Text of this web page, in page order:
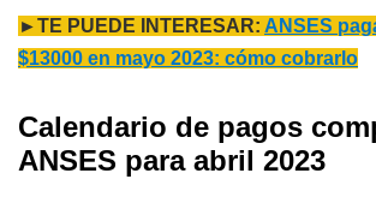
►TE PUEDE INTERESAR: ANSES
$13000 en mayo 2023: cómo cobrarlo
Calendario de pagos
ANSES para abril 2023